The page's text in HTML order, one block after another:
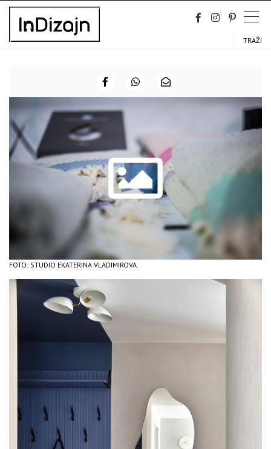
Skip
content
TRAŽI
FOTO: STUDIO EKATERINA VLADIMIROVA